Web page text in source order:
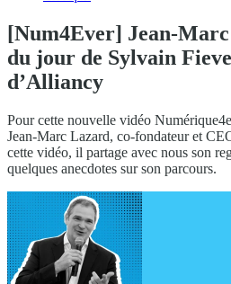
[Num4Ever] Jean-
du jour de Sylvain
d’Alliancy
Pour cette nouvelle vidéo
Jean-Marc Lazard, co-fondateur et
cette vidéo, il partage avec nous son
quelques anecdotes sur son parcours.